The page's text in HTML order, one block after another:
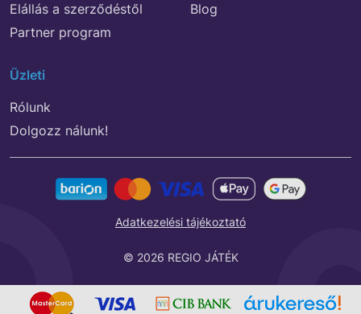
Elállás a szerződéstől
Partner program
Blog
Üzleti
Rólunk
Dolgozz nálunk!
© 2026 REGIO JÁTÉK
Adatkezelési tájékoztató